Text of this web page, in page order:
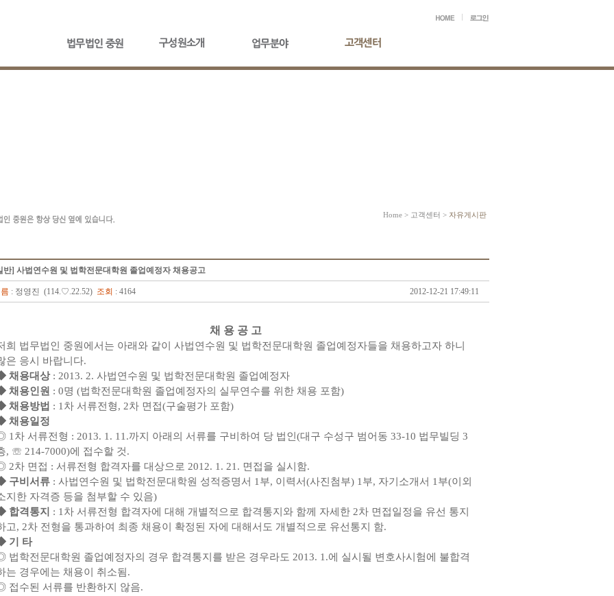
Home > 고객센터 > 자유게시판
반] 사법연수원 및 법학전문대학원 졸업예정자 채용공고
: 정영진 (114.♡.22.52) 조회 : 4164 2012-12-21 17:49:11
채 용 공 고
희 법무법인 중원에서는 아래와 같이 사법연수원 및 법학전문대학원 졸업예정자들을 채용하고자 하니
은 응시 바랍니다.
채용대상: 2013. 2. 사법연수원 및 법학전문대학원 졸업예정자
채용인원 : 0명 (법학전문대학원 졸업예정자의 실무연수를 위한 채용 포함)
채용방법 : 1차 서류전형, 2차 면접(구술평가 포함)
채용일정
1차 서류전형 : 2013. 1. 11.까지 아래의 서류를 구비하여 당 법인(대구 수성구 범어동 33-10 법무빌딩 3
, ☏ 214-7000)에 접수할 것.
2차 면접 : 서류전형 합격자를 대상으로 2012. 1. 21. 면접을 실시함.
구비서류 : 사법연수원 및 법학전문대학원 성적증명서 1부, 이력서(사진첨부) 1부, 자기소개서 1부(이외
지한 자격증 등을 첨부할 수 있음)
합격통지
: 1차 서류전형 합격자에 대해 개별적으로 합격통지와 함께 자세한 2차 면접일정을 유선 통지
고, 2차 전형을 통과하여 최종 채용이 확정된 자에 대해서도 개별적으로 유선통지 함.
기 타
법학전문대학원 졸업예정자의 경우 합격통지를 받은 경우라도 2013. 1.에 실시될 변호사시험에 불합격
는 경우에는 채용이 취소됨.
접수된 서류를 반환하지 않음.